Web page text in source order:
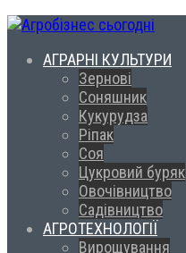
АГРАРНІ КУЛЬТУРИ
Зернові
Соняшник
Кукурудза
Ріпак
Соя
Цукровий буряк
Овочівництво
Садівництво
АГРОТЕХНОЛОГІЇ
Вирощування